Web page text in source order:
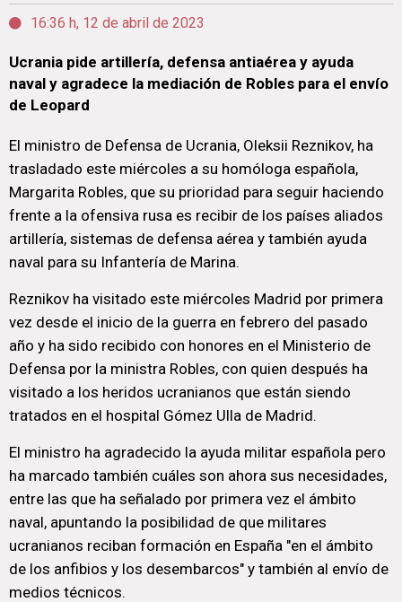
16:36 h, 12 de abril de 2023
Ucrania pide artillería, defensa antiaérea y ayuda
naval y agradece la mediación de Robles para el envío
de Leopard
El ministro de Defensa de Ucrania, Oleksii Reznikov, ha
trasladado este miércoles a su homóloga española,
Margarita Robles, que su prioridad para seguir haciendo
frente a la ofensiva rusa es recibir de los países aliados
artillería, sistemas de defensa aérea y también ayuda
naval para su Infantería de Marina.
Reznikov ha visitado este miércoles Madrid por primera
vez desde el inicio de la guerra en febrero del pasado
año y ha sido recibido con honores en el Ministerio de
Defensa por la ministra Robles, con quien después ha
visitado a los heridos ucranianos que están siendo
tratados en el hospital Gómez Ulla de Madrid.
El ministro ha agradecido la ayuda militar española pero
ha marcado también cuáles son ahora sus necesidades,
entre las que ha señalado por primera vez el ámbito
naval, apuntando la posibilidad de que militares
ucranianos reciban formación en España "en el ámbito
de los anfibios y los desembarcos" y también al envío de
medios técnicos.